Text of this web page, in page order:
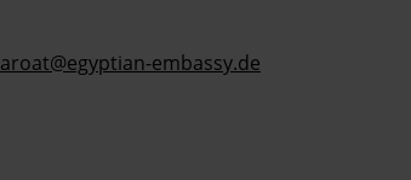
embassy.de